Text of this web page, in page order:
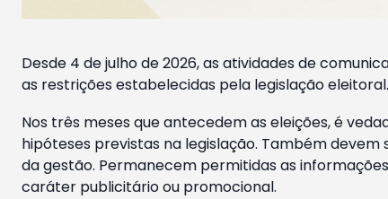
Desde 4 de julho de 2026, as atividades de
as restrições estabelecidas pela legislação eleitoral.
Nos três meses que antecedem as eleições, é
hipóteses previstas na legislação. Também
da gestão. Permanecem permitidas as
caráter publicitário ou promocional.